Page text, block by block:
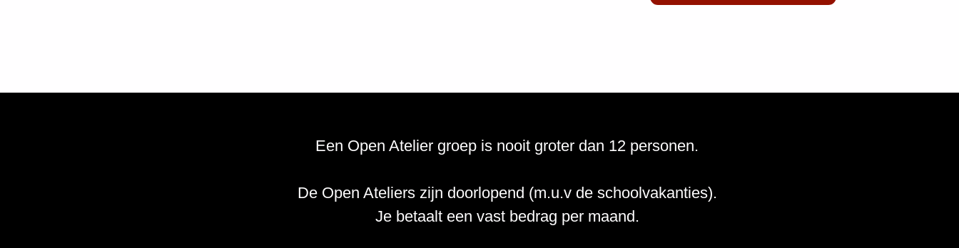
Een Open Atelier groep is nooit groter dan 12 personen.
De Open Ateliers zijn doorlopend (m.u.v de schoolvakanties).
Je betaalt een vast bedrag per maand.